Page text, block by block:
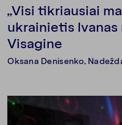
„Visi tikriausiai
ukrainietis Ivanas
Visagine
Oksana Denisenko,